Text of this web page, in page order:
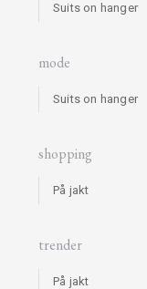
Suits on hanger
mode
Suits on hanger
shopping
På jakt
trender
På jakt